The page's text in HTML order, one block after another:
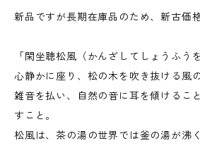
新品ですが長期在庫品のため、新古価
「閑坐聴松風（かんざしてしょうふう
心静かに座り、松の木を吹き抜ける風
雑音を払い、自然の音に耳を傾けるこ
すこと。
松風は、茶の湯の世界では釜の湯が沸